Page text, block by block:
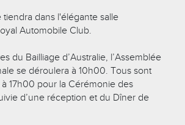
dans l'élégante salle
Automobile Club.
du Bailliage d’Australie, l’Assemblée
se déroulera à 10h00. Tous sont
17h00 pour la Cérémonie des
d’une réception et du Dîner de